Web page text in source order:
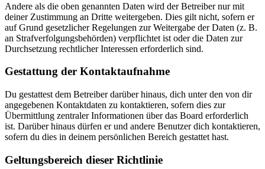
Andere als die oben genannten Daten wird der Betreiber nur mit
deiner Zustimmung an Dritte weitergeben. Dies gilt nicht, sofern er
auf Grund gesetzlicher Regelungen zur Weitergabe der Daten (z. B.
an Strafverfolgungsbehörden) verpflichtet ist oder die Daten zur
Durchsetzung rechtlicher Interessen erforderlich sind.
Gestattung der Kontaktaufnahme
Du gestattest dem Betreiber darüber hinaus, dich unter den von dir
angegebenen Kontaktdaten zu kontaktieren, sofern dies zur
Übermittlung zentraler Informationen über das Board erforderlich
ist. Darüber hinaus dürfen er und andere Benutzer dich kontaktieren,
sofern du dies in deinem persönlichen Bereich gestattet hast.
Geltungsbereich dieser Richtlinie